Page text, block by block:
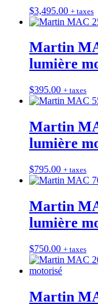
$3,495.00 + taxes
Martin
lumière
$395.00 + taxes
Martin
lumière
$795.00 + taxes
Martin
lumière
$750.00 + taxes
Martin